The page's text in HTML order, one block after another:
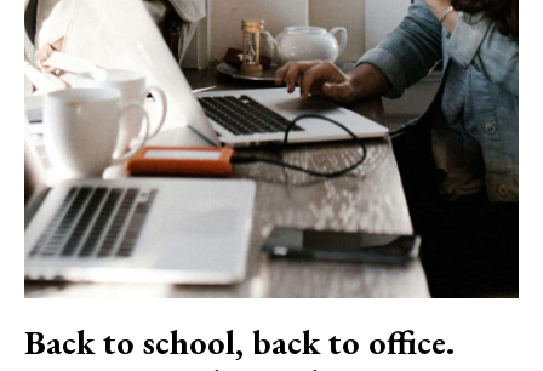
Back to school, back to office.